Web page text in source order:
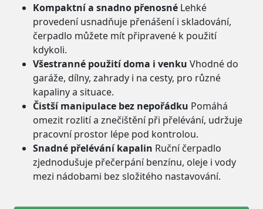
Kompaktní a snadno přenosné Lehké
provedení usnadňuje přenášení i skladování,
čerpadlo můžete mít připravené k použití
kdykoli.
Všestranné použití doma i venku Vhodné do
garáže, dílny, zahrady i na cesty, pro různé
kapaliny a situace.
Čistší manipulace bez nepořádku Pomáhá
omezit rozlití a znečištění při přelévání, udržuje
pracovní prostor lépe pod kontrolou.
Snadné přelévání kapalin Ruční čerpadlo
zjednodušuje přečerpání benzínu, oleje i vody
mezi nádobami bez složitého nastavování.